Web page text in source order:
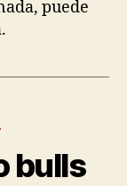
puede
bulls